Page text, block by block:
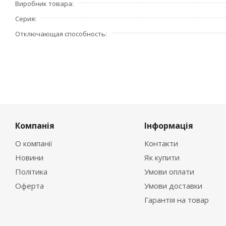
- индикация реального состояния контактов, напрямую
удобство эксплуатации
- рабочее напряжение: 230/400 В.
Виробник товара
Серия
Отключающая способность
Компанія
О компанії
Новини
Політика
Оферта
Інформація
Контакти
Як купити
Умови оплати
Умови доставки
Гарантія на товар